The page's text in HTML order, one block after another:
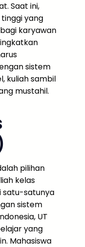
Saat ini,
yang
karyawan
sistem
kuliah sambil
mustahil.
pilihan
kelas
satu-satunya
sistem
UT
yang
Mahasiswa